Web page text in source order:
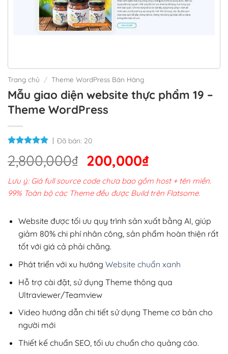
Trang chủ / Theme WordPress Bán Hàng
Mẫu giao diện website thực phẩm 19 –
Theme WordPress
Đã bán: 20
2,800,000₫ Giá
gốc
là:
2,800,000₫.
200,000₫Giá
hiện
tại
200,000₫.
Lưu ý: Giá full source code chưa bao gồm host + tên miền.
99% Toàn bộ các Theme đều được Build trên Flatsome.
Website được tối ưu quy trình sản xuất bằng AI, giúp
giảm 80% chi phí nhân công, sản phẩm hoàn thiện rất
tốt với giá cả phải chăng.
Phát triển với xu hướng Website chuẩn xanh
Hỗ trợ cài đặt, sử dụng Theme thông qua
Ultraviewer/Teamview
Video hướng dẫn chi tiết sử dụng Theme cơ bản cho
người mới
Thiết kế chuẩn SEO, tối ưu chuẩn cho quảng cáo.